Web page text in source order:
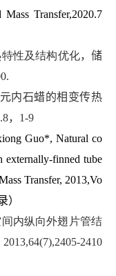
Transfer,2020.7
性及结构优化，储
.
内石蜡的相变传热
， 1-9
Guo*, Natural co
externally-finned tube
Transfer, 2013,Vo
）
内纵向外翅片管结
2013,64(7),2405-2410